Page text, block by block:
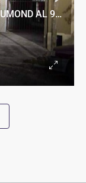
EXCELENTE UBICACION!!! DEPTO DRUMOND AL 900